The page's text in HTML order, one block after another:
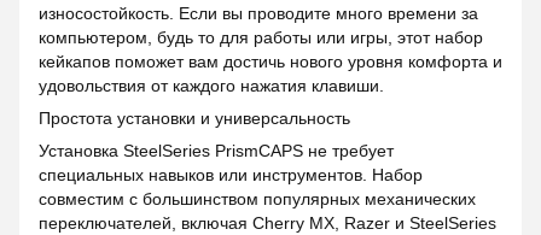
износостойкость. Если вы проводите много времени за
компьютером, будь то для работы или игры, этот набор
кейкапов поможет вам достичь нового уровня комфорта и
удовольствия от каждого нажатия клавиши.
Простота установки и универсальность
Установка SteelSeries PrismCAPS не требует
специальных навыков или инструментов. Набор
совместим с большинством популярных механических
переключателей, включая Cherry MX, Razer и SteelSeries